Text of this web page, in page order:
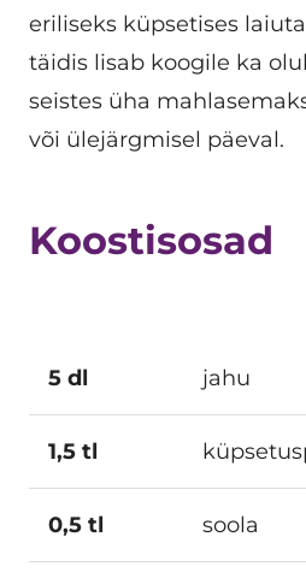
eriliseks küpsetises
täidis lisab koogile ka
seistes üha
või ülejärgmisel päeval.
Koostisosad
5 dl jahu
1,5 tl
0,5 tl soola